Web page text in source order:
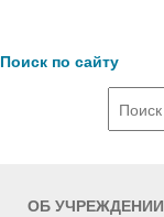
Поиск по сайту
ОБ УЧРЕЖДЕНИИ